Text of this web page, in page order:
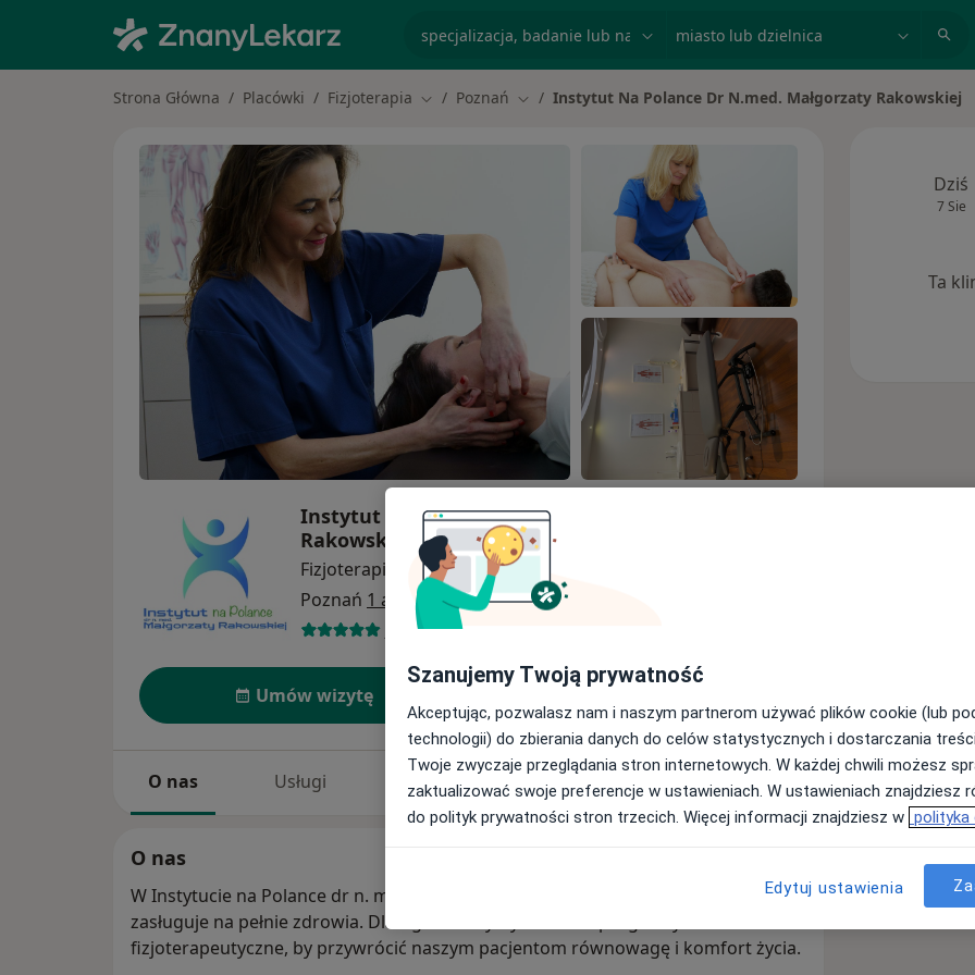
Strona Główna Placówki Fizjoterapia Zmień miasto
Poznań Zmień miasto
Instytut Na Polance Dr N.med. Małgorzaty Rakowskiej
Instytut na Polance dr n.med. Małgorzaty
Rakowskiej
Fizjoterapia
więcej
Poznań 1 adres
125 opinii
Umów wizytę
O nas Usługi Specjaliści Adresy Opinie
O nas
W Instytucie na Polance dr n. med. Małgorzaty Rakowskiej wierzymy, że każdy
zasługuje na pełnie zdrowia. Dlatego tworzymy unikalne programy
fizjoterapeutyczne, by przywrócić naszym pacjentom równowagę i komfort życia.
Dziś
7 Sie
Ta
Szanujemy Twoją prywatność
Akceptując, pozwalasz nam i naszym partnerom używać plików cookie (lub
technologii) do zbierania danych do celów statystycznych i dostarczania
Twoje zwyczaje przeglądania stron internetowych. W każdej chwili możesz
zaktualizować swoje preferencje w ustawieniach. W ustawieniach znajdziesz
do polityk prywatności stron trzecich. Więcej informacji znajdziesz w polityka
Edytuj ustawienia